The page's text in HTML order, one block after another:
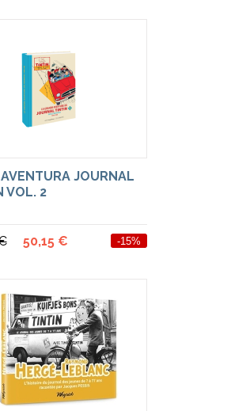
JOURNAL
VOL. 2
50,15 € -15%